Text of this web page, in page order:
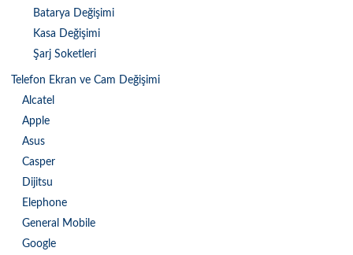
Batarya Değişimi
Kasa Değişimi
Şarj Soketleri
Telefon Ekran ve Cam Değişimi
Alcatel
Apple
Asus
Casper
Dijitsu
Elephone
General Mobile
Google